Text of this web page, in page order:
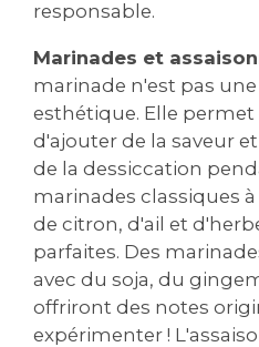
responsable.
Marinades et
marinade n'est pas
esthétique. Elle
d'ajouter de la saveur
de la dessiccation
marinades classiques
de citron, d'ail et
parfaites. Des
avec du soja, du
offriront des notes
expérimenter !